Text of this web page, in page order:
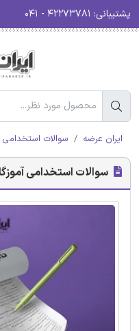
پشتیبانی:
ایران عرضه سوالات استخدامی
سوالات استخدامی